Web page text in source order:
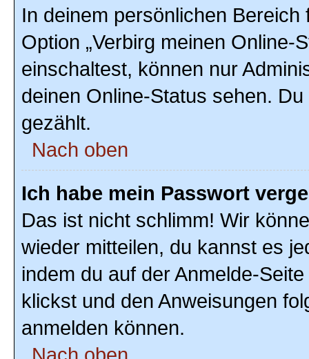
In deinem persönlichen
Option „Verbirg meinen Online-
einschaltest, können nur
deinen Online-Status sehen.
gezählt.
Nach oben
Ich habe mein Passwort
Das ist nicht schlimm! Wir
wieder mitteilen, du kannst es
indem du auf der Anmelde-
klickst und den Anweisungen
anmelden können.
Nach oben